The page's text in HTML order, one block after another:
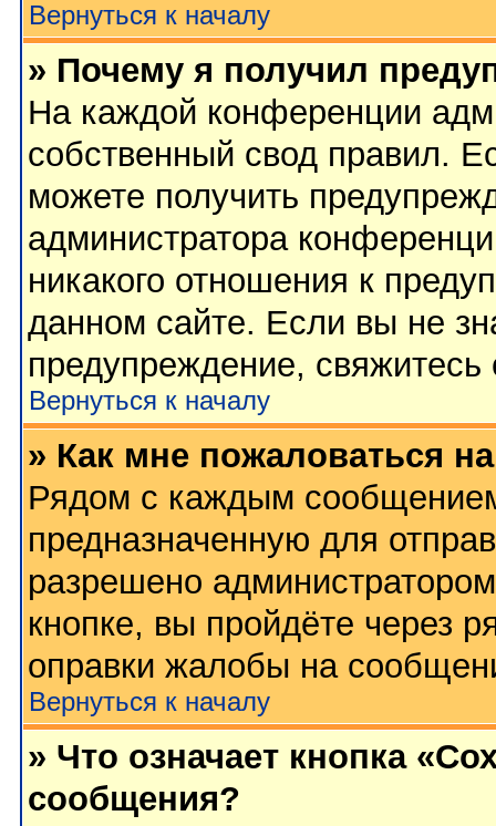
Вернуться к началу
» Почему я получил
На каждой конференции
собственный свод правил.
можете получить
администратора
никакого отношения к
данном сайте. Если вы не
предупреждение,
Вернуться к началу
» Как мне пожаловаться
Рядом с каждым
предназначенную для
разрешено
кнопке, вы пройдёте через
оправки жалобы на
Вернуться к началу
» Что означает кнопка
сообщения?